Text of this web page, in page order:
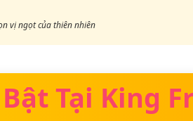
vị ngọt của thiên nhiên
Tại King